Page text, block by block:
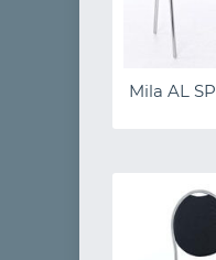
Mila AL SP